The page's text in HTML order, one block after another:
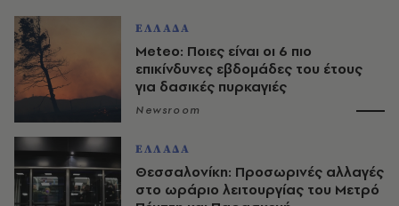
ΕΛΛΑΔΑ
Meteo: Ποιες είναι οι 6 πιο
επικίνδυνες εβδομάδες του έτους
για δασικές πυρκαγιές
Newsroom
ΕΛΛΑΔΑ
Θεσσαλονίκη: Προσωρινές αλλαγές
στο ωράριο λειτουργίας του Μετρό